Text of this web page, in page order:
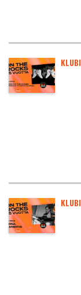
KLUBI
KLUBI